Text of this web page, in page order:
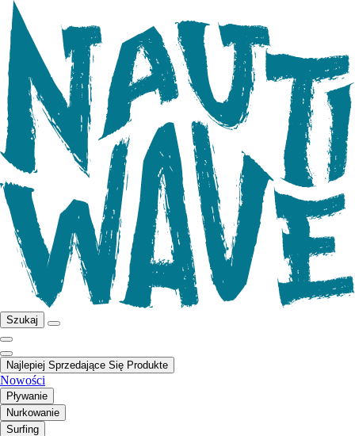
Szukaj
Najlepiej Sprzedające Się Produkte
Nowości
Pływanie
Nurkowanie
Surfing